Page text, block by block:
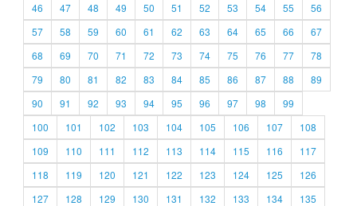
46
47 48 49 50 51 52 53 54 55
56
57
58 59 60 61 62 63 64 65 66
67
68
69 70 71 72 73 74 75 76 77
78
79
80 81 82 83 84 85 86 87 88
89
90
91 92 93 94 95 96 97 98
99
100
101 102 103 104 105 106 107
108
109
110 111 112 113 114 115 116
117
118
119 120 121 122 123 124 125
126
127
128 129 130 131 132 133 134
135